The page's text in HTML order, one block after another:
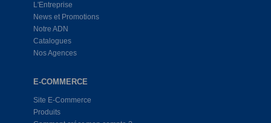
L'Entreprise
News et Promotions
Notre ADN
Catalogues
Nos Agences
E-COMMERCE
Site E-Commerce
Produits